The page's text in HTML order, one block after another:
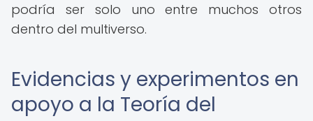
podría ser solo uno entre muchos otros
dentro del multiverso.
Evidencias y experimentos en
apoyo a la Teoría del